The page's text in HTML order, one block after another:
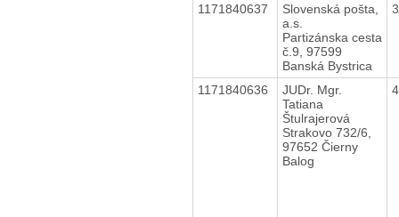
1171840637
Slovenská pošta,
a.s.
Partizánska cesta
č.9, 97599
Banská Bystrica
1171840636
JUDr. Mgr.
Tatiana
Štulrajerová
Strakovo 732/6,
97652 Čierny
Balog